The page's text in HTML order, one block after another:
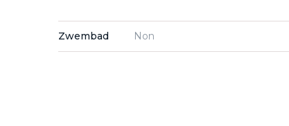
Zwembad Non